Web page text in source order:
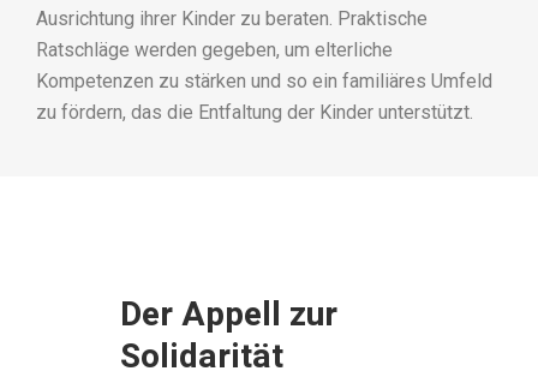
Ausrichtung ihrer Kinder zu beraten. Praktische
Ratschläge werden gegeben, um elterliche
Kompetenzen zu stärken und so ein familiäres Umfeld
zu fördern, das die Entfaltung der Kinder unterstützt.
Der Appell zur
Solidarität